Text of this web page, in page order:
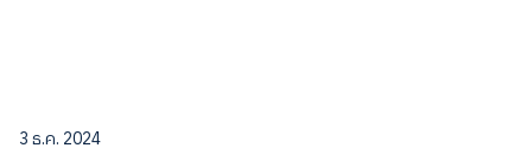
3 ธ.ค. 2024